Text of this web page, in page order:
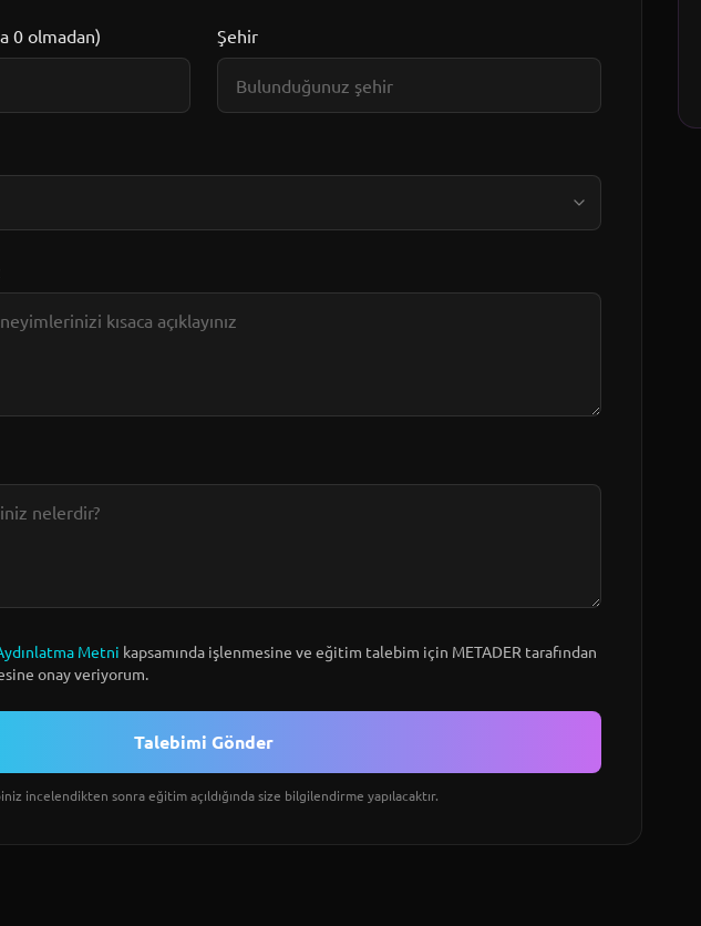
0 olmadan) Şehir
Metni kapsamında işlenmesine ve eğitim talebim için METADER tarafından
onay veriyorum.
Talebimi Gönder
incelendikten sonra eğitim açıldığında size bilgilendirme yapılacaktır.